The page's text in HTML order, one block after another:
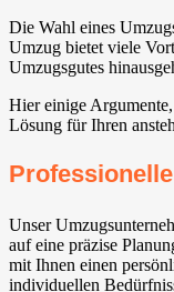
Die Wahl eines
Umzug bietet viele
Umzugsgutes
Hier einige
Lösung für Ihren
Unser
auf eine präzise
mit Ihnen einen
individuellen